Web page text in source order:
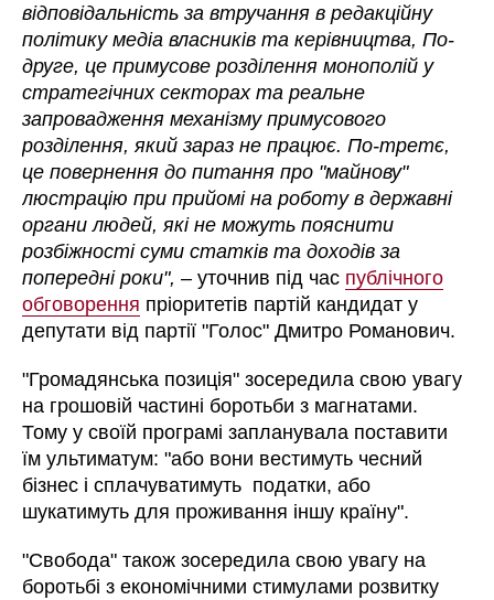
відповідальність за втручання в редакційну
політику медіа власників та керівництва, По-
друге, це примусове розділення монополій у
стратегічних секторах та реальне
запровадження механізму примусового
розділення, який зараз не працює. По-третє,
це повернення до питання про "майнову"
люстрацію при прийомі на роботу в державні
органи людей, які не можуть пояснити
розбіжності суми статків та доходів за
попередні роки", –уточнив під час публічного
обговорення пріоритетів партій кандидат у
депутати від партії "Голос" Дмитро Романович.
"Громадянська позиція" зосередила свою увагу
на грошовій частині боротьби з магнатами.
Тому у своїй програмі запланувала поставити
їм ультиматум: "або вони вестимуть чесний
бізнес і сплачуватимуть податки, або
шукатимуть для проживання іншу країну".
"Свобода" також зосередила свою увагу на
боротьбі з економічними стимулами розвитку